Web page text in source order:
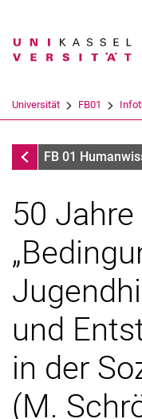
Suchbegriff
Universität FB01
Infothek
FB 01
50
und
in der
(M.